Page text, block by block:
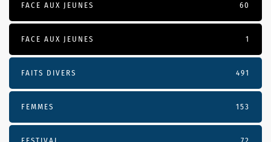
FACE AUX JEUNES 60
FACE AUX JEUNES 1
FAITS DIVERS 491
FEMMES 153